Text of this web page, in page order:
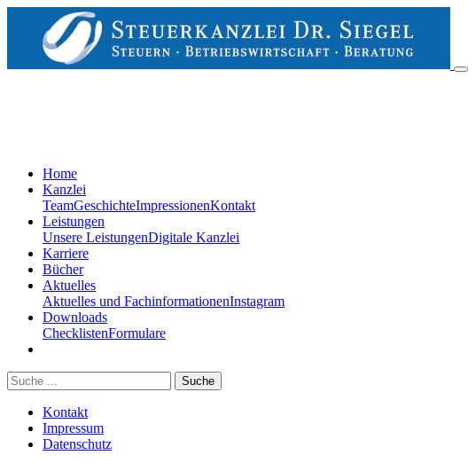
Home
Kanzlei
TeamGeschichteImpressionenKontakt
Leistungen
Unsere LeistungenDigitale Kanzlei
Karriere
Bücher
Aktuelles
Aktuelles und FachinformationenInstagram
Downloads
ChecklistenFormulare
Suche
Kontakt
Impressum
Datenschutz